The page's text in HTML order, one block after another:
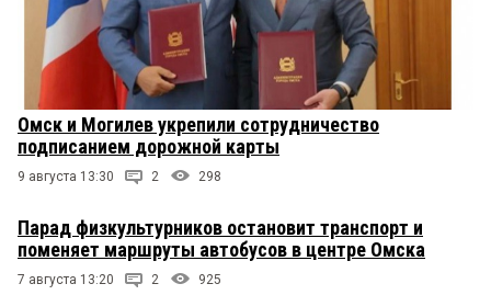
Омск и Могилев укрепили сотрудничество
подписанием дорожной карты
9 августа 13:30 2 298
Парад физкультурников остановит транспорт и
поменяет маршруты автобусов в центре Омска
7 августа 13:20 2 925